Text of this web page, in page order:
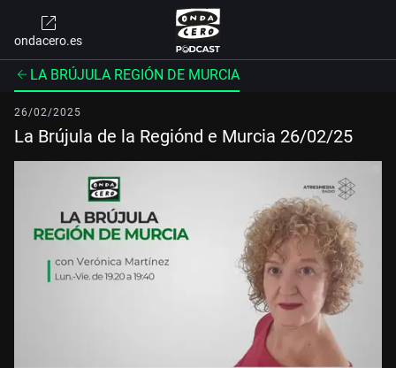
ondacero.es
LA BRÚJULA REGIÓN DE MURCIA
26/02/2025
La Brújula de la Regiónd e Murcia 26/02/25